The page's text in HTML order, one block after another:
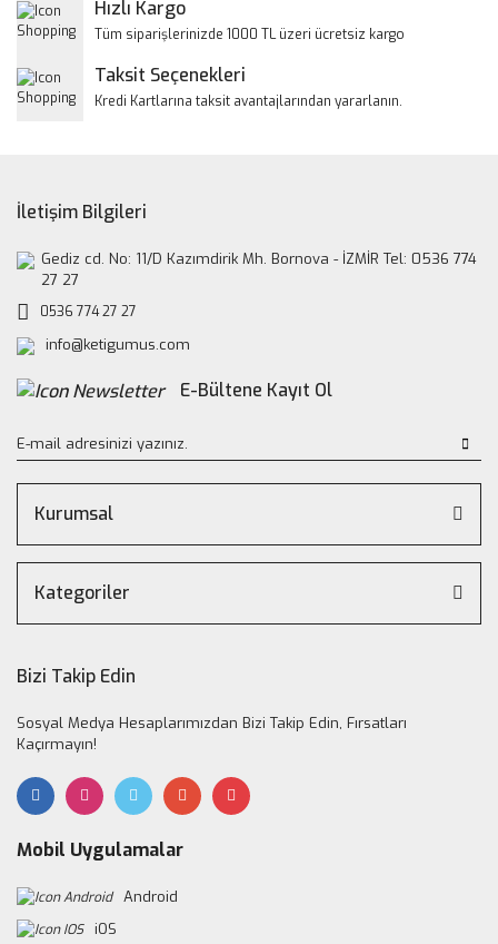
Bu ürüne benzer farklı alternatifler olmalı.
Hızlı Kargo
Tüm siparişlerinizde 1000 TL üzeri ücretsiz kargo
Taksit Seçenekleri
Kredi Kartlarına taksit avantajlarından yararlanın.
İletişim Bilgileri
Gediz cd. No: 11/D Kazımdirik Mh. Bornova - İZMİR Tel: 0536 774
27 27
0536 774 27 27
info@ketigumus.com
E-Bültene Kayıt Ol
Kurumsal
Kategoriler
Bizi Takip Edin
Sosyal Medya Hesaplarımızdan Bizi Takip Edin, Fırsatları
Kaçırmayın!
Mobil Uygulamalar
Android
iOS